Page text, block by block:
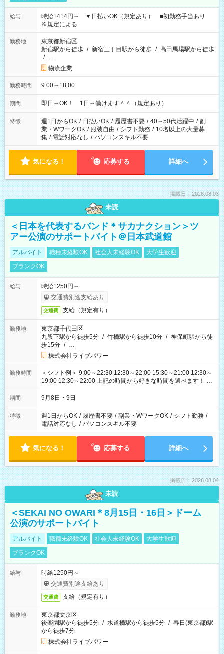
給与
時給1414円～ ▼日払いOK（規定あり） ■初勤務手当あり
※規定による
勤務地
東京都新宿区
新宿駅から徒歩 / 新宿三丁目駅から徒歩 / 高田馬場駅から徒歩
/ …
物流企業
勤務時間 9:00～18:00
期間 即日～OK！ 1日～働けます＾＾（規定あり）
特徴 週1日からOK / 日払いOK / 履歴書不要 / 40～50代活躍中 / 副
業・WワークOK / 服装自由 / シフト勤務 / 10名以上の大量募
集 / 電話対応なし / パソコンスキル不要
気になる！ 応募する 詳細へ
掲載日：2026.08.03
未読
＜日本を代表するバンド＊サカナクション＞ツ
アー公演のサポートバイト＠日本武道館
アルバイト 職種未経験OK 社会人未経験OK
大学生歓迎
ブランクOK
給与
時給1250円～
交通費別途支給あり
交通費 支給（規定有り）
勤務地
東京都千代田区
九段下駅から徒歩5分 / 竹橋駅から徒歩10分 / 神保町駅から徒
歩15分 / …
株式会社ライブパワー
勤務時間
＜シフト例＞ 9:00～22:30 12:30～22:00 15:30～21:00 12:30～
19:00 12:30～22:00 上記の時間から好きな時間を選べます！ ※
時間は変更となる可能性があります
期間 9月8日・9日
特徴 週1日からOK / 履歴書不要 / 副業・WワークOK / シフト勤務 /
電話対応なし / パソコンスキル不要
気になる！ 応募する 詳細へ
掲載日：2026.08.04
未読
＜SEKAI NO OWARI＊8月15日・16日＞ドーム
公演のサポートバイト
アルバイト 職種未経験OK 社会人未経験OK
大学生歓迎
ブランクOK
給与
時給1250円～
交通費別途支給あり
交通費 支給（規定有り）
勤務地
東京都文京区
後楽園駅から徒歩5分 / 水道橋駅から徒歩5分 / 春日(東京都)駅
から徒歩7分
株式会社ライブパワー